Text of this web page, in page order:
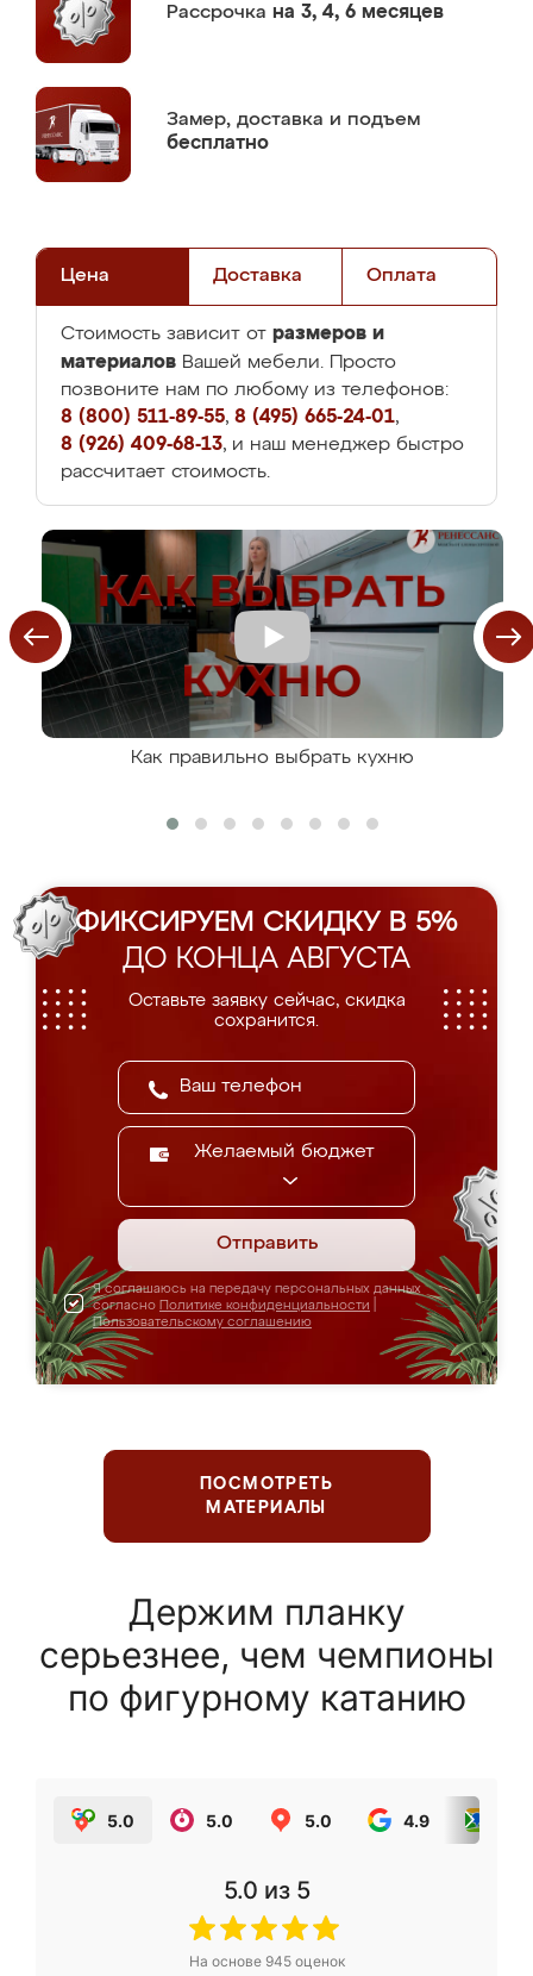
Рассрочка на 3, 4, 6 месяцев
Замер, доставка и подъем
бесплатно
Цена Доставка Оплата
Стоимость зависит от размеров и
материалов Вашей мебели. Просто
позвоните нам по любому из телефонов:
8 (800) 511-89-55, 8 (495) 665-24-01,
8 (926) 409-68-13, и наш менеджер быстро
рассчитает стоимость.
Как правильно выбрать кухню
ФИКСИРУЕМ СКИДКУ В 5%
ДО КОНЦА АВГУСТА
Оставьте заявку сейчас, скидка
сохранится.
Желаемый бюджет
Отправить
Я соглашаюсь на передачу персональных данных
согласно Политике конфиденциальности
Пользовательскому соглашению
ПОСМОТРЕТЬ
МАТЕРИАЛЫ
Держим планку
серьезнее, чем чемпионы
по фигурному катанию
5.0 5.0 5.0 4.9
5.0 из 5
На основе 945оценок